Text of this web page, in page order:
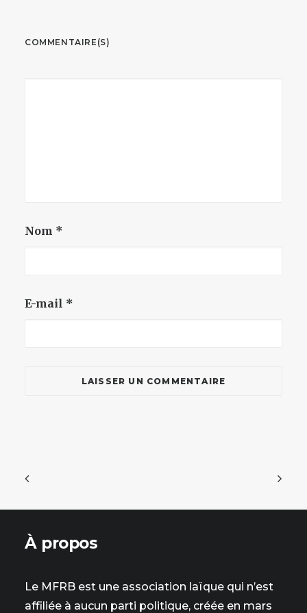
COMMENTAIRE(S)
Nom *
E-mail *
À propos
Le MFRB est une association laïque qui n’est
affiliée à aucun parti politique, créée en mars